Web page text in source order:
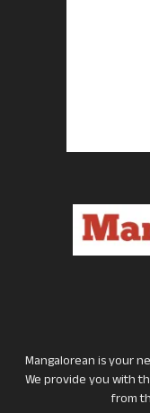
Mangalorean is your
We provide you with
from